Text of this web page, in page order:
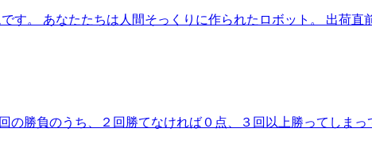
す。 あなたたちは人間そっくりに作られたロボット。 出荷
勝負のうち、２回勝てなければ０点、３回以上勝ってしま